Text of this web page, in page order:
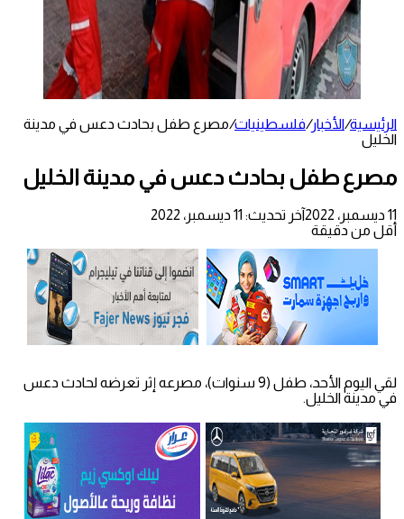
الرئيسية/الأخبار/فلسطينيات/مصرع طفل بحادث دعس في مدينة
الخليل
مصرع طفل بحادث دعس في مدينة الخليل
11 ديسمبر، 2022
آخر تحديث: 11 ديسمبر، 2022
أقل من دقيقة
لقي اليوم الأحد، طفل (9 سنوات)، مصرعه إثر تعرضه لحادث دعس
في مدينة الخليل.